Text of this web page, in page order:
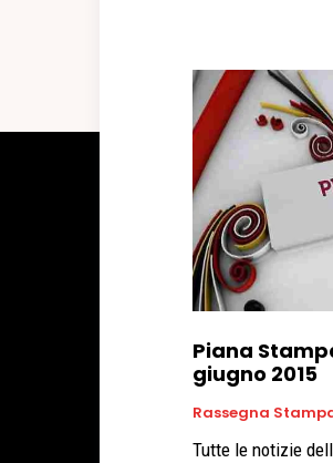
Piana
giugno 2015
Rassegna
Tutte le notizie